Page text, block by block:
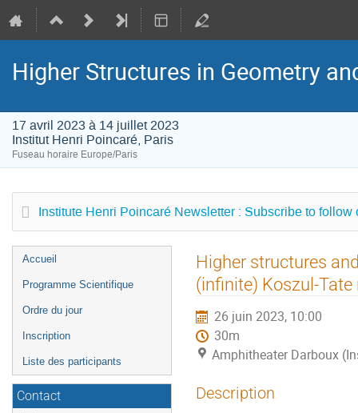
Higher Structures in Geometry
17 avril 2023 à 14 juillet 2023
Institut Henri Poincaré, Paris
Fuseau horaire Europe/Paris
Institute Henri Poincaré Newsletter : Subscribe to follow
Menu
de
Accueil
Programme Scientifique
Ordre du jour
Inscription
Liste des participants
Contact
Higher structures
(infinite) Koszul-
26 juin 2023, 10:00
30m
Amphitheater Darboux
Description